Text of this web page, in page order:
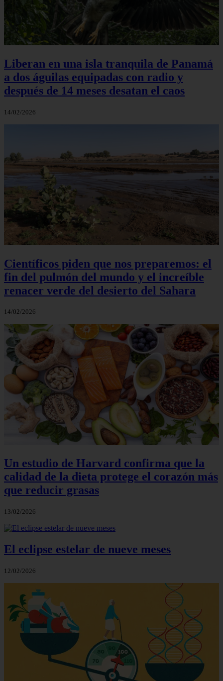
Liberan en una isla tranquila de Panamá
a dos águilas equipadas con radio y
después de 14 meses desatan el caos
14/02/2026
Científicos piden que nos preparemos: el
fin del pulmón del mundo y el increíble
renacer verde del desierto del Sahara
14/02/2026
Un estudio de Harvard confirma que la
calidad de la dieta protege el corazón más
que reducir grasas
13/02/2026
El eclipse estelar de nueve meses
12/02/2026